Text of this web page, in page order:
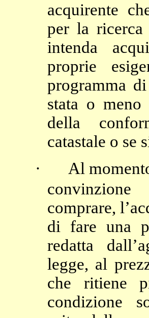
acquirente
per la ricerca
intenda
proprie
programma
stata o
della
catastale o se
·
Al
comprare,
di fare una
redatta
legge, al
che ritiene
condizione